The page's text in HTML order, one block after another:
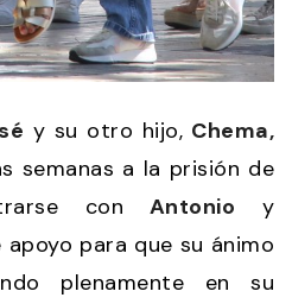
y su otro hijo, Chema,
semanas a la prisión de
con Antonio y
para que su ánimo
plenamente en su